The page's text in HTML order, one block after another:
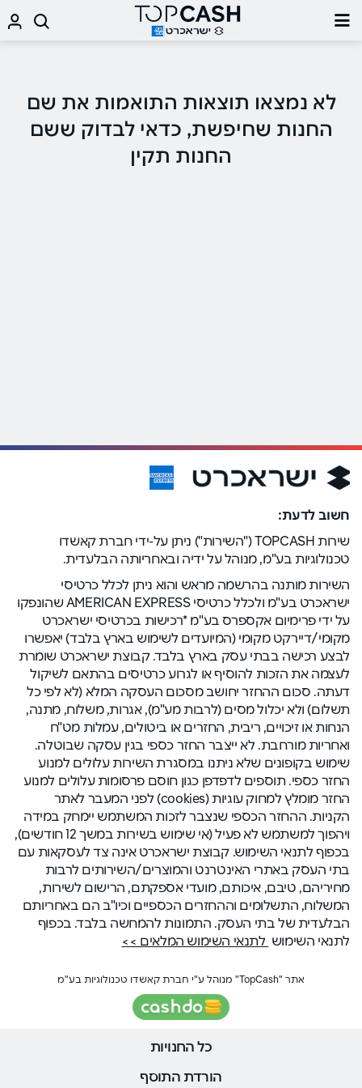
לא נמצאו תוצאות התואמות את שם
החנות שחיפשת, כדאי לבדוק ששם
החנות תקין
חשוב לדעת:
שירות TOPCASH ("השירות") ניתן על-ידי חברת קאשדו
טכנולוגיות בע"מ, מנוהל על ידיה ובאחריותה הבלעדית.
השירות מותנה בהרשמה מראש והוא ניתן לכלל כרטיסי
ישראכרט בע"מ ולכלל כרטיסי AMERICAN EXPRESS שהונפקו
על ידי פרימיום אקספרס בע"מ *רכישות בכרטיסי ישראכרט
מקומי/דיירקט מקומי (המיועדים לשימוש בארץ בלבד) יאפשרו
לבצע רכישה בבתי עסק בארץ בלבד. קבוצת ישראכרט שומרת
לעצמה את הזכות להוסיף או לגרוע כרטיסים בהתאם לשיקול
דעתה. סכום ההחזר יחושב מסכום העסקה המלא (לא לפי כל
תשלום) ולא יכלול מסים (לרבות מע"מ), אגרות, משלוח, מתנה,
הנחות או זיכויים, ריבית, החזרים או ביטולים, עמלות מט"ח
ואחריות מורחבת. לא ייצבר החזר כספי בגין עסקה שבוטלה.
שימוש בקופונים שלא ניתנו במסגרת השירות עלולים למנוע
החזר כספי. תוספים לדפדפן כגון חוסם פרסומות עלולים למנוע
החזר מומלץ למחוק עוגיות (cookies) לפני המעבר לאתר
הקניות. ההחזר הכספי שנצבר לזכות המשתמש יימחק במידה
ויהפוך למשתמש לא פעיל (אי שימוש בשירות במשך 12 חודשים),
בכפוף לתנאי השימוש. קבוצת ישראכרט אינה צד לעסקאות עם
בתי העסק באתרי האינטרנט והמוצרים/השירותים לרבות
מחיריהם, טיבם, איכותם, מועדי אספקתם, הרישום לשירות,
המשלוח, התשלומים וההחזרים הכספיים וכיו"ב הם באחריותם
הבלעדית של בתי העסק. התמונות להמחשה בלבד. בכפוף
לתנאי השימוש לתנאי השימוש המלאים >>
אתר "TopCash" מנוהל ע"י חברת קאשדו טכנולוגיות בע"מ
כל החנויות
הורדת התוסף